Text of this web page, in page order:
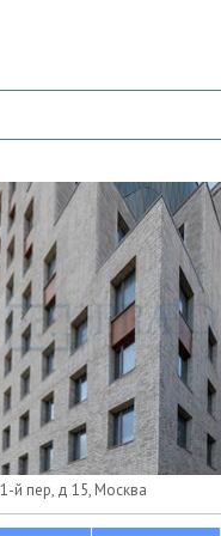
й пер, д 15, Москва